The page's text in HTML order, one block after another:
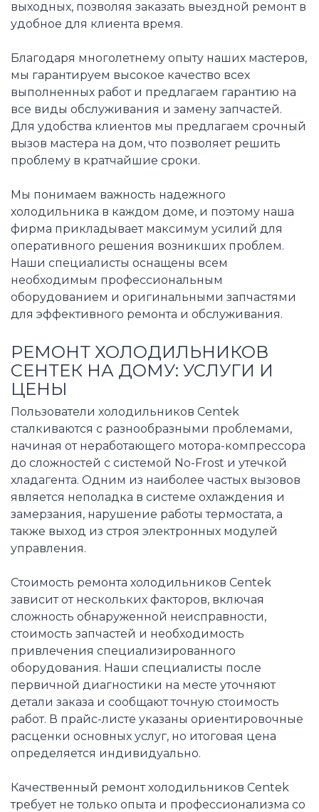
выходных, позволяя заказать выездной ремонт в
удобное для клиента время.
Благодаря многолетнему опыту наших мастеров,
мы гарантируем высокое качество всех
выполненных работ и предлагаем гарантию на
все виды обслуживания и замену запчастей.
Для удобства клиентов мы предлагаем срочный
вызов мастера на дом, что позволяет решить
проблему в кратчайшие сроки.
Мы понимаем важность надежного
холодильника в каждом доме, и поэтому наша
фирма прикладывает максимум усилий для
оперативного решения возникших проблем.
Наши специалисты оснащены всем
необходимым профессиональным
оборудованием и оригинальными запчастями
для эффективного ремонта и обслуживания.
РЕМОНТ ХОЛОДИЛЬНИКОВ
СЕНТЕК НА ДОМУ: УСЛУГИ И
ЦЕНЫ
Пользователи холодильников Centek
сталкиваются с разнообразными проблемами,
начиная от неработающего мотора-компрессора
до сложностей с системой No-Frost и утечкой
хладагента. Одним из наиболее частых вызовов
является неполадка в системе охлаждения и
замерзания, нарушение работы термостата, а
также выход из строя электронных модулей
управления.
Стоимость ремонта холодильников Centek
зависит от нескольких факторов, включая
сложность обнаруженной неисправности,
стоимость запчастей и необходимость
привлечения специализированного
оборудования. Наши специалисты после
первичной диагностики на месте уточняют
детали заказа и сообщают точную стоимость
работ. В прайс-листе указаны ориентировочные
расценки основных услуг, но итоговая цена
определяется индивидуально.
Качественный ремонт холодильников Centek
требует не только опыта и профессионализма со